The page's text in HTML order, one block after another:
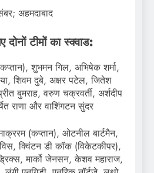
अहमदाबाद
टीमों का स्क्वाड:
शुभमन गिल, अभिषेक शर्मा,
शिवम दुबे, अक्षर पटेल, जितेश
बुमराह, वरुण चक्रवर्ती, अर्शदीप
राणा और वाशिंगटन सुंदर
(कप्तान), ओटनील बार्टमैन,
क्विंटन डी कॉक (विकेटकीपर),
मार्को जेनसन, केशव महाराज,